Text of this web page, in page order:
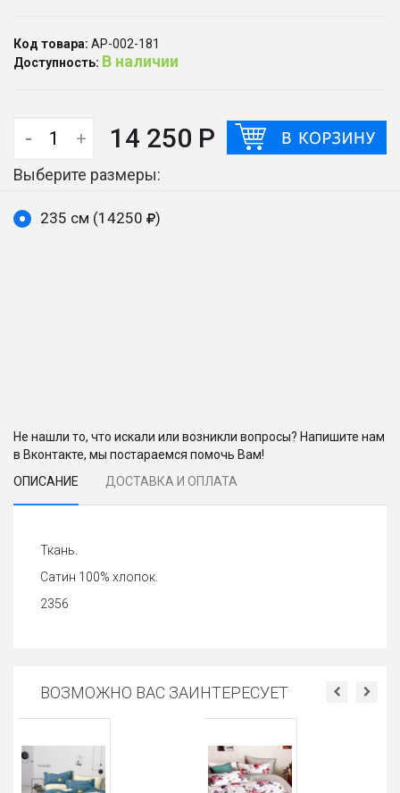
Код товара: АР-002-181
Доступность: В наличии
- + 14 250 Р
Выберите размеры:
235 см (14250 )
Не нашли то, что искали или возникли вопросы? Напишите нам
в Вконтакте, мы постараемся помочь Вам!
ОПИСАНИЕ
ДОСТАВКА И ОПЛАТА
Ткань.
Сатин 100% хлопок.
2356
ВОЗМОЖНО ВАС ЗАИНТЕРЕСУЕТ